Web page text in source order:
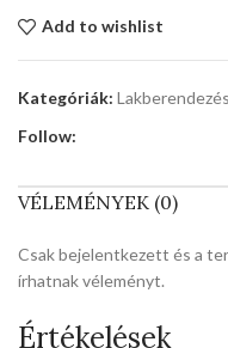
Add to wishlist
Kategóriák: Lakberendezés
Follow:
VÉLEMÉNYEK (0)
Értékelések
Csak bejelentkezett és a
írhatnak véleményt.